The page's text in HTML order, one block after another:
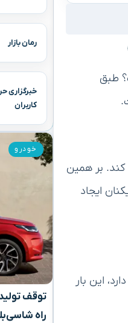
رمان بازار
خبرگزاری
کاربران
راه
خودرو
طبق
کند. بر همین
ایجاد
این بار